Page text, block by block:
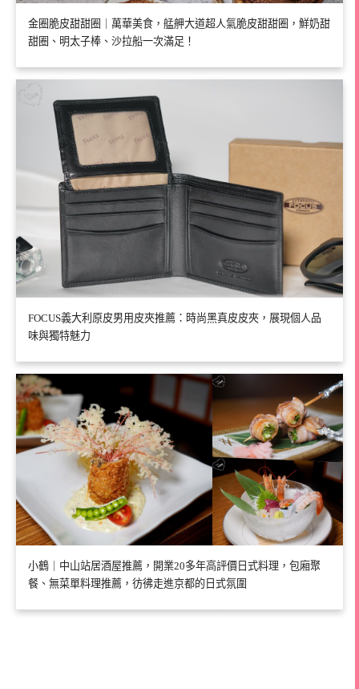
金圈脆皮甜甜圈｜萬華美食，艋舺大道超人氣脆皮甜甜圈，鮮奶甜
甜圈、明太子棒、沙拉船一次滿足！
FOCUS義大利原皮男用皮夾推薦：時尚黑真皮皮夾，展現個人品
味與獨特魅力
小鶴｜中山站居酒屋推薦，開業20多年高評價日式料理，包廂聚
餐、無菜單料理推薦，彷彿走進京都的日式氛圍